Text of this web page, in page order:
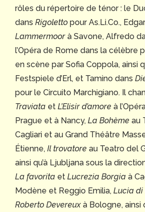
rôles du répertoire de ténor : le
dans Rigoletto pour As.Li.Co.,
Lammermoor à Savone, Alfredo
l’Opéra de Rome dans la célèbre
en scène par Sofia Coppola, ainsi
Festspiele d’Erl, et Tamino dans
pour le Circuito Marchigiano. Il
Traviata et L’Elisir d’amore à
Prague et à Nancy, La Bohème au
Cagliari et au Grand Théâtre
Étienne, Il trovatore au Teatro del
ainsi qu’à Ljubljana sous la
La favorita et Lucrezia Borgia à
Modène et Reggio Emilia, Lucia di
Roberto Devereux à Bologne, ainsi